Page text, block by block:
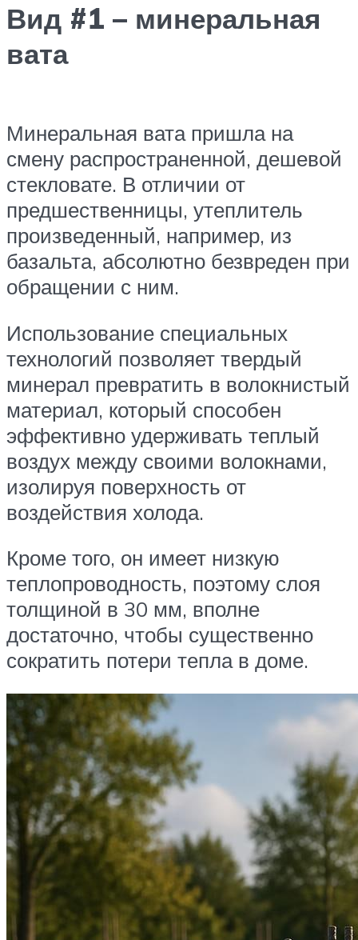
Вид #1 – минеральная
вата
Минеральная вата пришла на
смену распространенной, дешевой
стекловате. В отличии от
предшественницы, утеплитель
произведенный, например, из
базальта, абсолютно безвреден при
обращении с ним.
Использование специальных
технологий позволяет твердый
минерал превратить в волокнистый
материал, который способен
эффективно удерживать теплый
воздух между своими волокнами,
изолируя поверхность от
воздействия холода.
Кроме того, он имеет низкую
теплопроводность, поэтому слоя
толщиной в 30 мм, вполне
достаточно, чтобы существенно
сократить потери тепла в доме.